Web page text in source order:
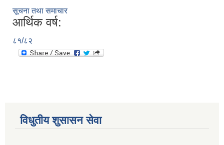
सूचना तथा समाचार
आर्थिक वर्ष:
८१/८२
विधुतीय शुसासन सेवा